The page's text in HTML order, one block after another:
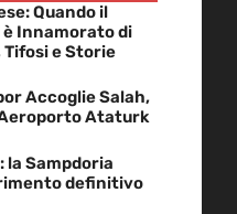
Quando il
è Innamorato di
Tifosi e Storie
Accoglie Salah,
Ataturk
la Sampdoria
definitivo